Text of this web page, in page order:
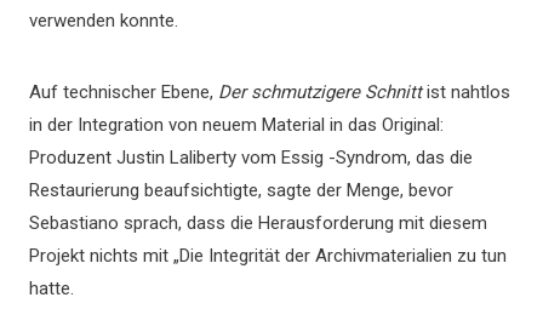
verwenden konnte.
Auf technischer Ebene, Der schmutzigere Schnittist nahtlos
in der Integration von neuem Material in das Original:
Produzent Justin Laliberty vom Essig -Syndrom, das die
Restaurierung beaufsichtigte, sagte der Menge, bevor
Sebastiano sprach, dass die Herausforderung mit diesem
Projekt nichts mit „Die Integrität der Archivmaterialien zu tun
hatte.